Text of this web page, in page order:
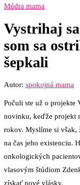
Múdra mama
Vystrihaj
som sa
šepkali
Autor: spokojná mama
Počuli ste už o projekte
novinku, keďže projekt
rokov. Myslíme si však,
na čas jeho existenciu.
onkologických
vlasovým štúdiom
získať nové vlásky.